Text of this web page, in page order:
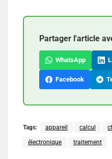
Partager l'article
WhatsApp
Facebook
Tags: appareil calcul
électronique traitement